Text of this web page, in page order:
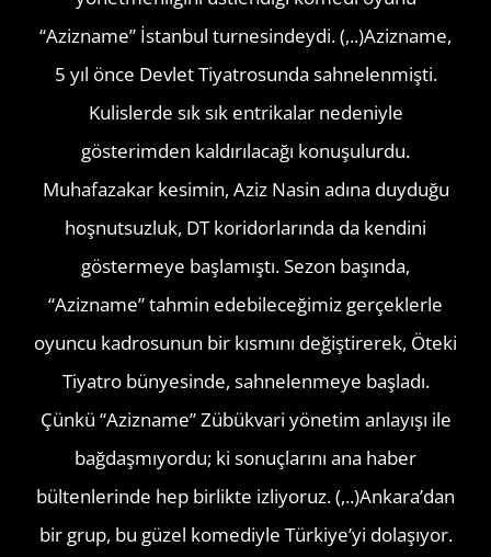
“Azizname” İstanbul turnesindeydi. (,..)Azizname,
5 yıl önce Devlet Tiyatrosunda sahnelenmişti.
Kulislerde sık sık entrikalar nedeniyle
gösterimden kaldırılacağı konuşulurdu.
Muhafazakar kesimin, Aziz Nasin adına duyduğu
hoşnutsuzluk, DT koridorlarında da kendini
göstermeye başlamıştı. Sezon başında,
“Azizname” tahmin edebileceğimiz gerçeklerle
oyuncu kadrosunun bir kısmını değiştirerek, Öteki
Tiyatro bünyesinde, sahnelenmeye başladı.
Çünkü “Azizname” Zübükvari yönetim anlayışı ile
bağdaşmıyordu; ki sonuçlarını ana haber
bültenlerinde hep birlikte izliyoruz. (,..)Ankara’dan
bir grup, bu güzel komediyle Türkiye’yi dolaşıyor.